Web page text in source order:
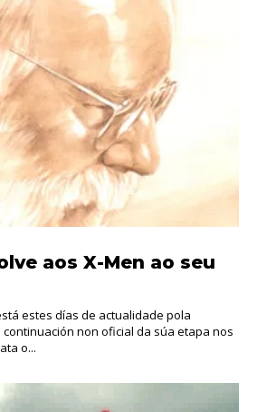
aos X-Men ao seu
estes días de actualidade pola
non oficial da súa etapa nos
o...